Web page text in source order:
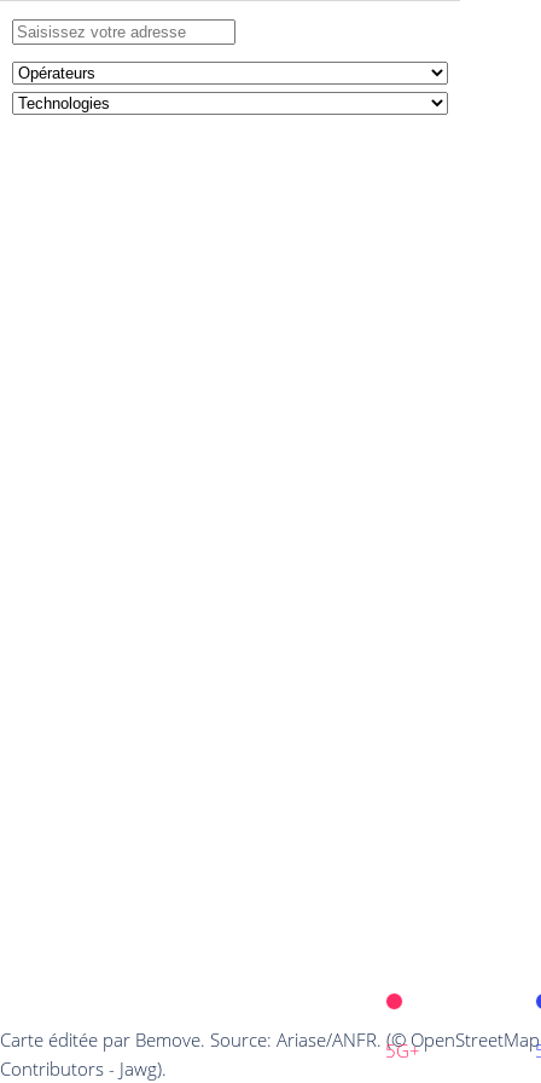
5G+
Carte éditée par Bemove. Source: Ariase/ANFR. (© OpenStreetMap
Contributors - Jawg).